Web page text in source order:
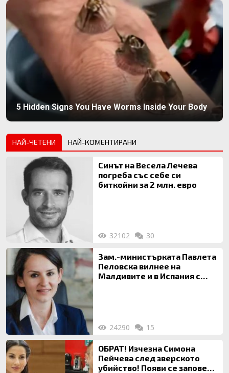
5 Hidden Signs You Have Worms Inside Your Body
НАЙ-ЧЕТЕНИ НАЙ-КОМЕНТИРАНИ
Синът на Весела Лечева
погреба със себе си
биткойни за 2 млн. евро
32102 30
Зам.-министърката Павлета
Пеловска вилнее на
Малдивите и в Испания с
24290 15
ОБРАТ! Изчезна Симона
Пейчева след зверското
убийство! Появи се заповед